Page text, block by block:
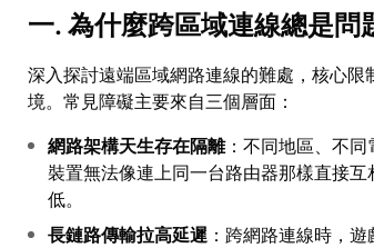
一. 為什麼跨區域連線總是問
深入探討遠端區域網路連線的難處，核心
境。常見障礙主要來自三個層面：
網路架構天生存在隔離：不同地區、不
裝置無法像連上同一台路由器那樣直接
低。
長鏈路傳輸拉高延遲 ：跨網路連線時，